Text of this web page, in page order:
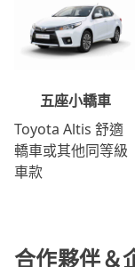
五座小轎車
Toyota Altis 舒適
轎車或其他同等級
車款
合作夥伴＆